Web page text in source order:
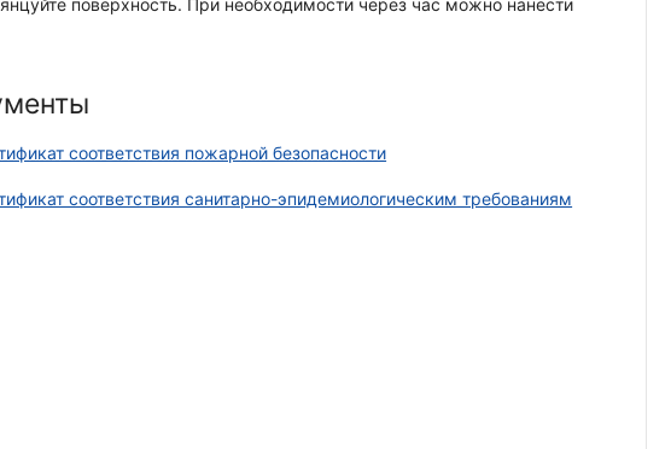
поверхность. При необходимости через час можно нанести
соответствия пожарной безопасности
соответствия санитарно-эпидемиологическим требованиям